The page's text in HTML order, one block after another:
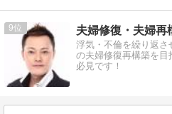
9 夫婦修復・夫婦
浮気・不倫を繰り返さ
の夫婦修復再構築を目
必見です！